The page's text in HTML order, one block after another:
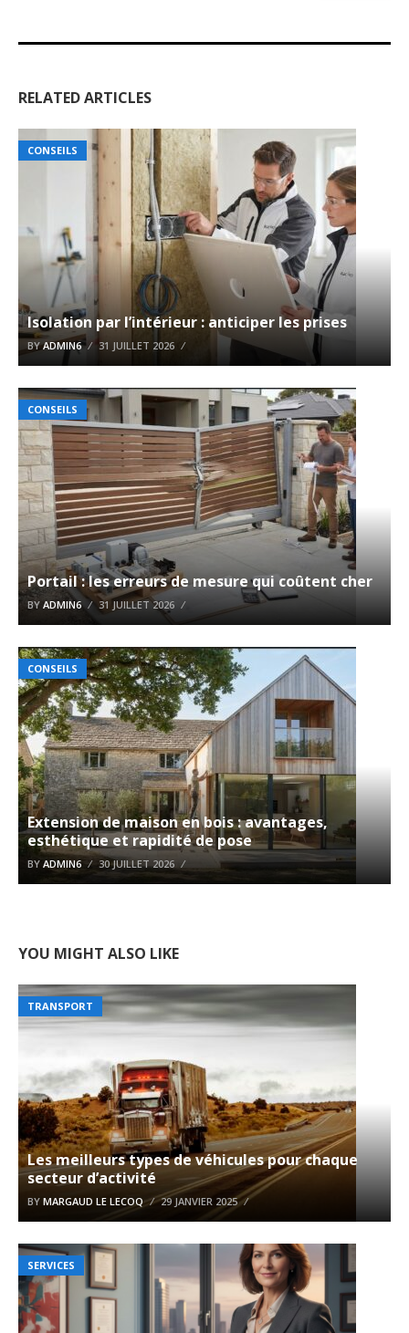
RELATED ARTICLES
CONSEILS
Isolation par l’intérieur : anticiper les prises
BYADMIN6 31 JUILLET 2026
CONSEILS
Portail : les erreurs de mesure qui coûtent cher
BY ADMIN6 31 JUILLET 2026
CONSEILS
Extension de maison en bois : avantages,
esthétique et rapidité de pose
BY ADMIN6 30 JUILLET 2026
YOU MIGHT ALSO LIKE
TRANSPORT
Les meilleurs types de véhicules pour chaque
secteur d’activité
BY MARGAUD LE LECOQ 29 JANVIER 2025
SERVICES